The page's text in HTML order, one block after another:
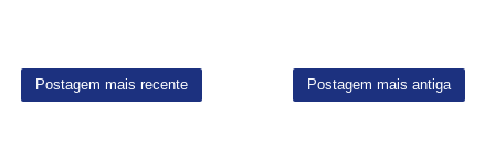
Postagem mais recente Postagem mais antiga